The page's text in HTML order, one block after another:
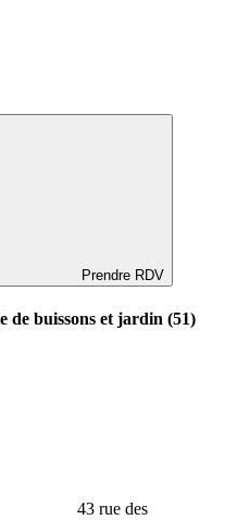
Prendre RDV
de buissons et jardin (51)
43 rue des